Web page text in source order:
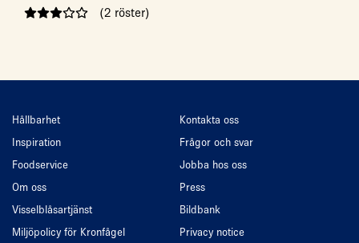
(2 röster)
Hållbarhet
Inspiration
Foodservice
Om oss
Visselblåsartjänst
Miljöpolicy för Kronfågel
Kontakta oss
Frågor och svar
Jobba hos oss
Press
Bildbank
Privacy notice